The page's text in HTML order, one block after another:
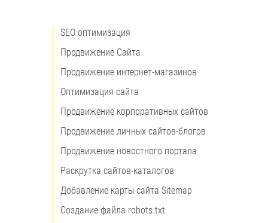
SEO оптимизация
Продвижение Сайта
Продвижение интернет-магазинов
Оптимизация сайта
Продвижение корпоративных сайтов
Продвижение личных сайтов-блогов
Продвижение новостного портала
Раскрутка сайтов-каталогов
Добавление карты сайта Sitemap
Создание файла robots.txt